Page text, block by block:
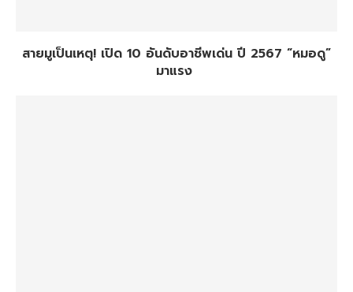
สายมูเป็นเหตุ! เปิด 10 อันดับอาชีพเด่น ปี 2567 “หมอดู”
มาแรง